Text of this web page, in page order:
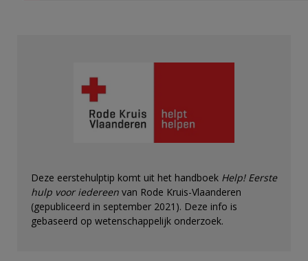
Deze eerstehulptip komt uit het handboek Help! Eerste
hulp voor iedereen van Rode Kruis-Vlaanderen
(gepubliceerd in september 2021). Deze info is
gebaseerd op wetenschappelijk onderzoek.